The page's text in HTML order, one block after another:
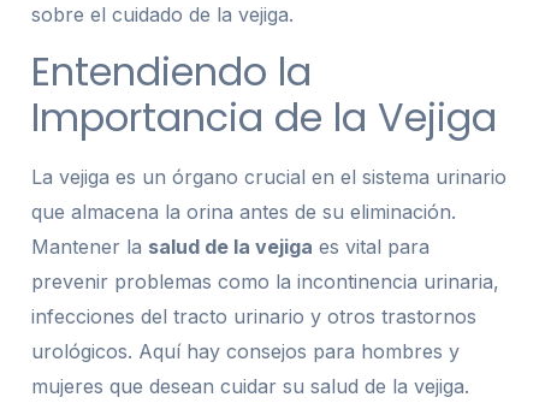
sobre el cuidado de la vejiga.
Entendiendo la
Importancia de la Vejiga
La vejiga es un órgano crucial en el sistema urinario
que almacena la orina antes de su eliminación.
Mantener la salud de la vejiga es vital para
prevenir problemas como la incontinencia urinaria,
infecciones del tracto urinario y otros trastornos
urológicos. Aquí hay consejos para hombres y
mujeres que desean cuidar su salud de la vejiga.